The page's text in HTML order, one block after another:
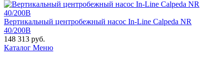
Вертикальный центробежный насос In-Line Calpeda NR
40/200B
148 313 руб.
Каталог Меню